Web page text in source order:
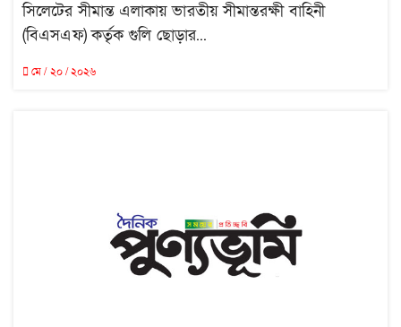
সিলেটের সীমান্ত এলাকায় ভারতীয় সীমান্তরক্ষী বাহিনী
(বিএসএফ) কর্তৃক গুলি ছোড়ার...
মে / ২০ / ২০২৬